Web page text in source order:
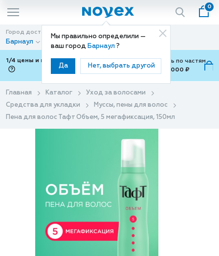
Мы правильно определили —
ваш город Барнаул ?
Да Нет, выбрать другой
0
Город доставки
Барнаул
Способ доставки
Доставка
1/4 цены и покупки ваши с Подели
Можно оплатить по частям
от 700 ₽ до 15,000 ₽
Главная Каталог
Уход за волосами
Средства для укладки
Муссы, пены для волос
Пена для волос Тафт Объем, 5 мегафиксация, 150мл